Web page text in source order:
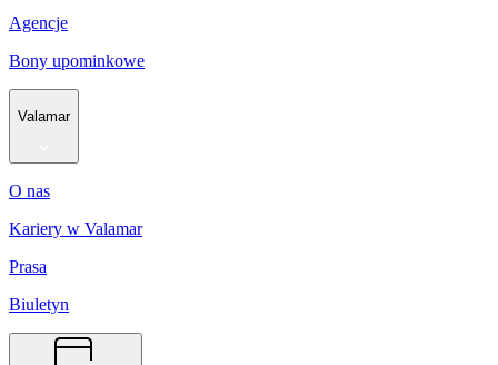
Agencje
Bony upominkowe
Valamar
O nas
Kariery w Valamar
Prasa
Biuletyn